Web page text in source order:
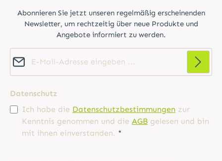
Abonnieren Sie jetzt unseren regelmäßig erscheinenden
Newsletter, um rechtzeitig über neue Produkte und
Angebote informiert zu werden.
Datenschutz
Ich habe die Datenschutzbestimmungen zur
Kenntnis genommen und die AGB gelesen und bin
mit ihnen einverstanden. *